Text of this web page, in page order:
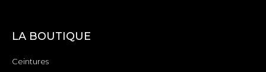
LA BOUTIQUE
Ceintures